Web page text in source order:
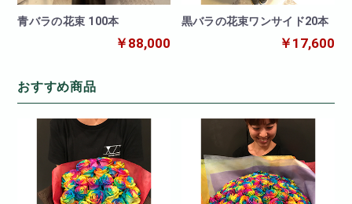
青バラの花束 100本
￥88,000
黒バラの花束ワンサイド20本
￥17,600
おすすめ商品